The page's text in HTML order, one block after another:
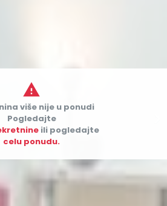

više nije u ponudi
Pogledajte
ili pogledajte
celu ponudu.